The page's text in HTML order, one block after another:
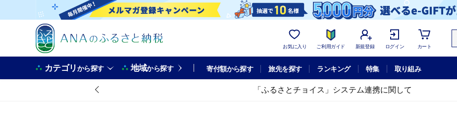
お気に入り ご利用ガイド 新規登録 ログイン カート
カテゴリから探す 地域から探す 寄付額から探す 旅先を探す ランキング 特集 取り組み
「ふるさとチョイス」システム連携に関して